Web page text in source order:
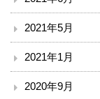
臨床研究につ
治験事務局
2021年5月
2021年1月
2020年9月